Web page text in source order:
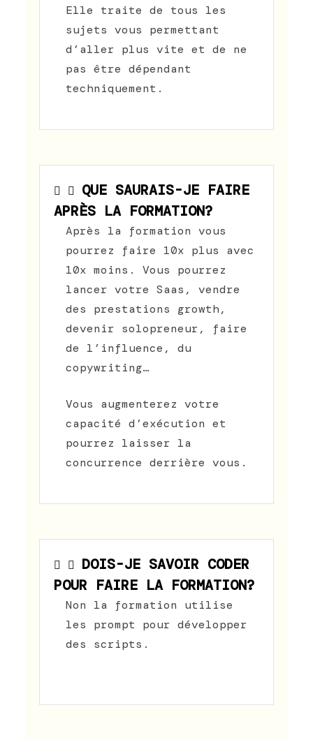
Elle traite de tous les
sujets vous permettant
d’aller plus vite et de ne
pas être dépendant
techniquement.
QUE SAURAIS-JE FAIRE
APRÈS LA FORMATION?
Après la formation vous
pourrez faire 10x plus avec
10x moins. Vous pourrez
lancer votre Saas, vendre
des prestations growth,
devenir solopreneur, faire
de l’influence, du
copywriting…
Vous augmenterez votre
capacité d’exécution et
pourrez laisser la
concurrence derrière vous.
DOIS-JE SAVOIR CODER
POUR FAIRE LA FORMATION?
Non la formation utilise
les prompt pour développer
des scripts.